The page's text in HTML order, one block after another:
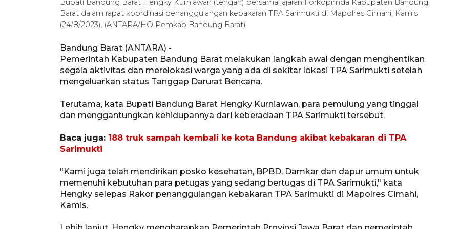
Bupati Bandung Barat Hengky Kurniawan (tengah) bersama jajaran Forkopimda Kabupaten Bandung
Barat dalam rapat koordinasi penanggulangan kebakaran TPA Sarimukti di Mapolres Cimahi, Kamis
(24/8/2023). (ANTARA/HO Pemkab Bandung Barat)
Bandung Barat (ANTARA) -
Pemerintah Kabupaten Bandung Barat melakukan langkah awal dengan menghentikan
segala aktivitas dan merelokasi warga yang ada di sekitar lokasi TPA Sarimukti setelah
mengeluarkan status Tanggap Darurat Bencana.
Terutama, kata Bupati Bandung Barat Hengky Kurniawan, para pemulung yang tinggal
dan menggantungkan kehidupannya dari keberadaan TPA Sarimukti tersebut.
Baca juga: 188 truk sampah kembali ke kota Bandung akibat kebakaran di TPA
Sarimukti
"Kami juga telah mendirikan posko kesehatan, BPBD, Damkar dan dapur umum untuk
memenuhi kebutuhan para petugas yang sedang bertugas di TPA Sarimukti," kata
Hengky selepas Rakor penanggulangan kebakaran TPA Sarimukti di Mapolres Cimahi,
Kamis.